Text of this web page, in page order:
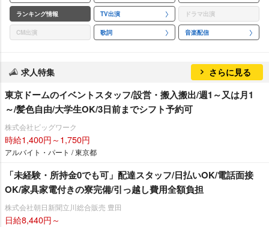
ランキング情報 TV出演 ドラマ出演
CM出演 歌詞 音楽配信
求人特集 さらに見る
東京ドームのイベントスタッフ/設営・搬入搬出/週1～又は月1
～/髪色自由/大学生OK/3日前までシフト予約可
株式会社ビッグワーク
時給1,400円～1,750円
アルバイト・パート / 東京都
「未経験・所持金0でも可」配達スタッフ/日払いOK/電話面接
OK/家具家電付きの寮完備/引っ越し費用全額負担
株式会社朝日新聞立川総合販売 豊田
日給8,440円～